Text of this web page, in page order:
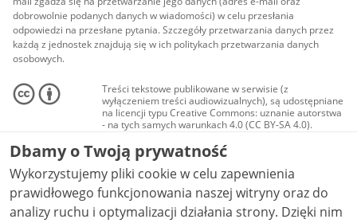
dobrowolnie podanych danych w wiadomości) w celu przesłania
odpowiedzi na przesłane pytania. Szczegóły przetwarzania danych przez
każdą z jednostek znajdują się w ich politykach przetwarzania danych
osobowych.
Treści tekstowe publikowane w serwisie (z
wyłączeniem treści audiowizualnych), są udostępniane
na licencji typu Creative Commons: uznanie autorstwa
- na tych samych warunkach 4.0 (CC BY-SA 4.0).
Materiały audiowizualne, w tym zdjęcia, materiały
audio i wideo, są udostępniane na licencji typu
Creative Commons: uznanie autorstwa użycie
niekomercyjne - bez utworów zależnych 4.0 (CC BY-
NC-ND 4.0), o ile nie jest to stwierdzone inaczej.
Dbamy o Twoją prywatność
Wykorzystujemy pliki cookie w celu zapewnienia
prawidłowego funkcjonowania naszej witryny oraz do
analizy ruchu i optymalizacji działania strony. Dzięki nim